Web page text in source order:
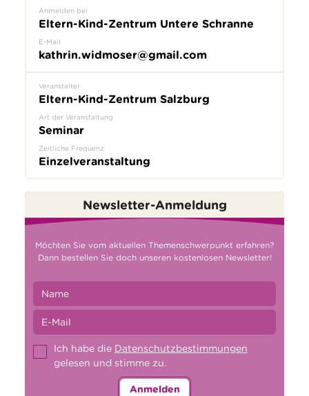
Anmelden bei
Eltern-Kind-Zentrum Untere Schranne
E-Mail
kathrin.widmoser@gmail.com
Veranstalter
Eltern-Kind-Zentrum Salzburg
Art der Veranstaltung
Seminar
Zeitliche Frequenz
Einzelveranstaltung
Newsletter-Anmeldung
Möchten Sie vom aktuellen Themenschwerpunkt erfahren?
Dann bestellen Sie doch unseren kostenlosen Newsletter!
Ich habe die Datenschutzbestimmungen
gelesen und stimme zu.
Anmelden